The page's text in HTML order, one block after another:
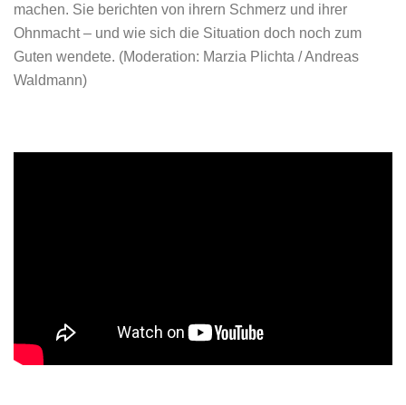
machen. Sie berichten von ihrern Schmerz und ihrer
Ohnmacht – und wie sich die Situation doch noch zum
Guten wendete. (Moderation: Marzia Plichta / Andreas
Waldmann)